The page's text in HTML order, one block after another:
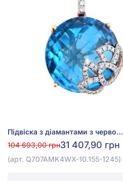
Підвіска з діамантами з червоного золота 585° з діамантом 0,16ct та топазом Swiss Blue 12,1ct, арт. Q707AMK4WX-10.155-1245
104 693,00 грн31 407,90 грн
(арт. Q707AMK4WX-10.155-1245)